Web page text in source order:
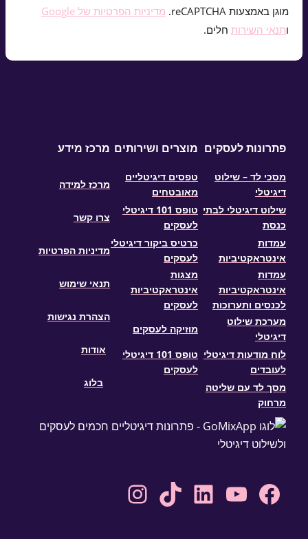
מוגן באמצעות reCAPTCHA.
מדיניות הפרטיות של Google
תנאי השירותחלים.
פתרונות לעסקים
מסכי לד – שילוט
דיגיטלי
שילוט דיגיטלי לבתי
כנסת
עמדות
אינטראקטיביות
עמדות
אינטראקטיביות
לכנסים ותערוכות
מערכת שילוט
דיגיטלי
לוח מודעות דיגיטלי
לעובדים
מסך לד עם שליטה
מרחוק
מוצרים ושירותים
טפסים דיגיטליים
מאובטחים
טופס 101 דיגיטלי
לעסקים
כרטיס ביקור דיגיטלי
לעסקים
מצגות
אינטראקטיביות
לעסקים
מוזיקה לעסקים
טופס 101 דיגיטלי
לעסקים
מרכז מידע
מרכז למידה
צרו קשר
מדיניות הפרטיות
תנאי שימוש
הצהרת נגישות
אודות
בלוג
Facebook
YouTube
LinkedIn
TikTok
Instagram